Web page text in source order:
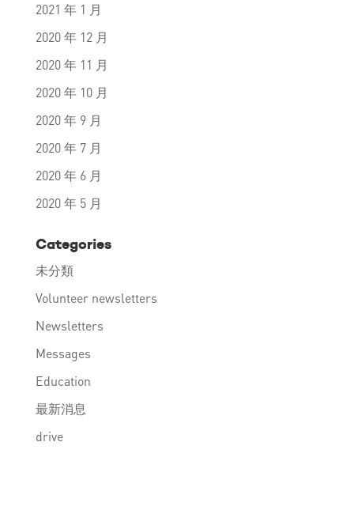
2021 年 1 月
2020 年 12 月
2020 年 11 月
2020 年 10 月
2020 年 9 月
2020 年 7 月
2020 年 6 月
2020 年 5 月
Categories
未分類
Volunteer newsletters
Newsletters
Messages
Education
最新消息
drive